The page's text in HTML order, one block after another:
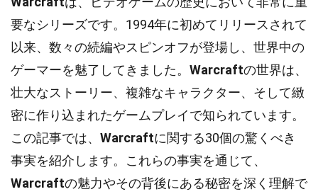
要なシリーズです。1994年に初めてリリースされて
以来、数々の続編やスピンオフが登場し、世界中の
ゲーマーを魅了してきました。 Warcraftの世界は、
壮大なストーリー、複雑なキャラクター、そして緻
密に作り込まれたゲームプレイで知られています。
この記事では、 Warcraftに関する30個の驚くべき
事実を紹介します。これらの事実を通じて、
Warcraftの魅力やその背後にある秘密を深く理解で